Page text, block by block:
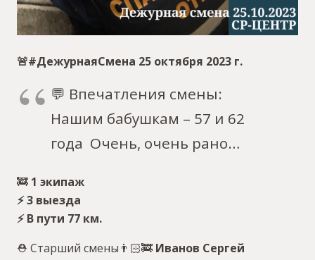
🚨#ДежурнаяСмена 25 октября 2023 г.
💬 Впечатления смены:
Нашим бабушкам – 57 и 62
года Очень, очень рано…
🚒 1 экипаж
⚡️ 3 выезда
⚡️ В пути 77 км.
⛑ Старший смены👨🏻‍🚒 Иванов Сергей